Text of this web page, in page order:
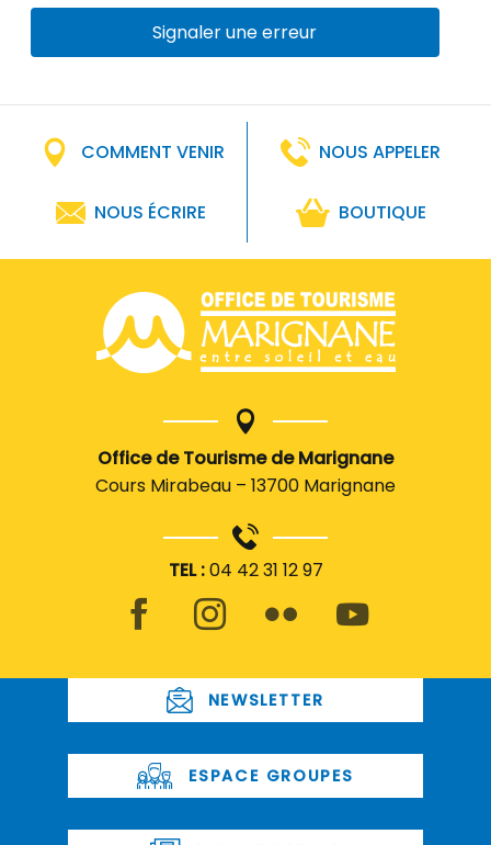
Signaler une erreur
COMMENT VENIR NOUS APPELER
NOUS ÉCRIRE BOUTIQUE
Office de Tourisme de Marignane
Cours Mirabeau – 13700 Marignane
TEL :04 42 31 12 97
NEWSLETTER
ESPACE GROUPES